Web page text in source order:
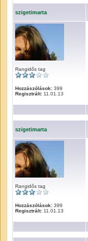
szigetimarta
Rangidős tag
Hozzászólások: 399
Regisztrált: 11.01.13
szigetimarta
Rangidős tag
Hozzászólások: 399
Regisztrált: 11.01.13